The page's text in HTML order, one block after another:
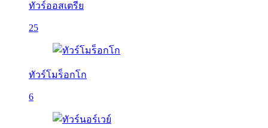
ทัวร์ออสเตรีย
25
ทัวร์โมร็อกโก
6